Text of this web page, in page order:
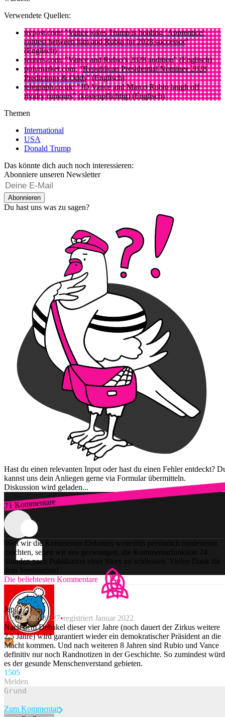
Verwendete Quellen:
nypost.com: "Vance jokes Trump is holding ‘Apprentice’
contest between him and Rubio for 2028 successor"
(Englisch)
reuters.com: "Vance and Rubio’s 2028 audition" (Englisch)
polymarket.com: "Republican Presidential Nominee 2028
Predictions & Odds" (Englisch)
telegraph.co.uk: "JD Vance and Marco Rubio laugh off
rivalry rumours" (kostenpflichtig) (Englisch)
Themen
International
USA
Donald Trump
Das könnte dich auch noch interessieren:
Abonniere unseren Newsletter
Abonnieren
Du hast uns was zu sagen?
Hast du einen relevanten Input oder hast du einen Fehler entdeckt?
kannst uns dein Anliegen gerne via Formular übermitteln.
Diskussion wird geladen...
71 Kommentare
Zum Login
Weil wir die Kommentar-Debatten weiterhin persönlich moderieren
möchten, sehen wir uns gezwungen, die Kommentarfunktion 24
Stunden nach Publikation einer Story zu schliessen. Vielen Dank für
dein Verständnis!
Die beliebtesten Kommentare
Jep.
15.05.2026 05:27 registriert Januar 2022
Nach dem Debakel dieser vier Jahre (noch dauert der Zirkus weitere
2,5 Jahre) wird garantiert wieder ein demokratischer Präsident an die
Macht kommen. Und nach weiteren 8 Jahren sind Rubio und Vance
definitiv nur noch Randnotizen in der Geschichte. So zumindest
es der gesunde Menschenverstand gebieten.
1505
Melden
Zum Kommentar